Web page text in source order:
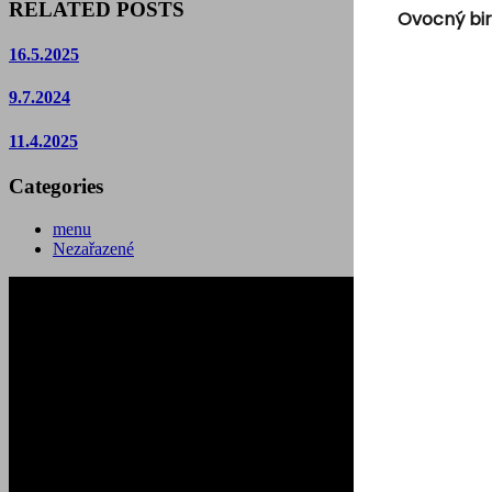
RELATED POSTS
16.5.2025
9.7.2024
11.4.2025
Categories
menu
Nezařazené
Ovocný